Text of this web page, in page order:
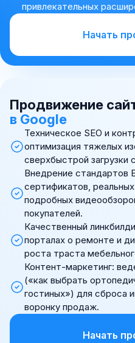
привлекательных
Начать
Продвижение
в Google
Техническое SEO и
оптимизация тяжелых
сверхбыстрой загрузки
Внедрение стандартов
сертификатов,
подробных
покупателей.
Качественный
порталах о ремонте и
роста траста
Контент-маркетинг:
(«как выбрать
гостиных») для сброса
воронку продаж.
Начать